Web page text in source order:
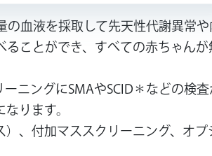
血液を採取して先天性代謝異常
ことができ、すべての赤ちゃん
ニングにSMAやSCID＊などの検
ります。
、付加マススクリーニング、オプ